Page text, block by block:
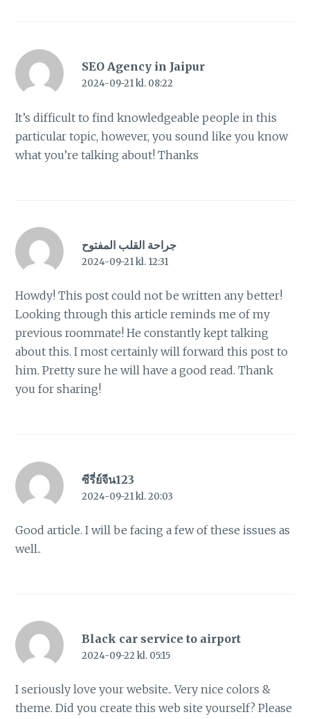
SEO Agency in Jaipur
2024-09-21 kl. 08:22
It’s difficult to find knowledgeable people in this
particular topic, however, you sound like you know
what you’re talking about! Thanks
جراحة القلب المفتوح
2024-09-21 kl. 12:31
Howdy! This post could not be written any better!
Looking through this article reminds me of my
previous roommate! He constantly kept talking
about this. I most certainly will forward this post to
him. Pretty sure he will have a good read. Thank
you for sharing!
ซีรี่ย์จีน123
2024-09-21 kl. 20:03
Good article. I will be facing a few of these issues as
well..
Black car service to airport
2024-09-22 kl. 05:15
I seriously love your website.. Very nice colors &
theme. Did you create this web site yourself? Please